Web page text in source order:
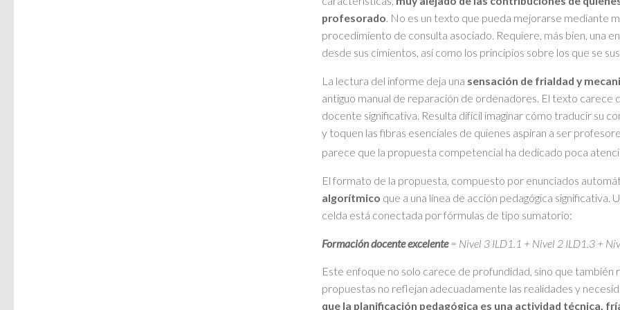
profesorado . No es un texto que pueda mejorarse mediante
procedimiento de consulta asociado. Requiere, más bien, una
desde sus cimientos, así como los principios sobre los que se
La lectura del informe deja una sensación de frialdad y
antiguo manual de reparación de ordenadores. El texto carece
docente significativa. Resulta difícil imaginar cómo traducir su
y toquen las fibras esenciales de quienes aspiran a ser
parece que la propuesta competencial ha dedicado poca
El formato de la propuesta, compuesto por enunciados
algorítmico que a una línea de acción pedagógica
celda está conectada por fórmulas de tipo sumatorio:
Formación docente excelente= Nivel 3 ILD1.1 + Nivel 2 ILD1.3 +
Este enfoque no solo carece de profundidad, sino que
propuestas no reflejan adecuadamente las realidades y
que la planificación pedagógica es una actividad técnica,